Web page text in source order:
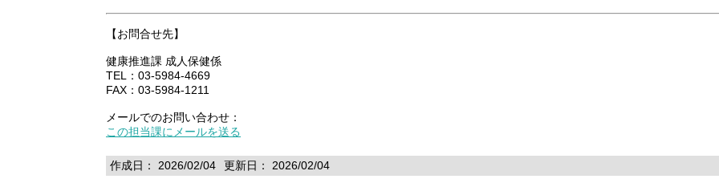
【お問合せ先】
健康推進課 成人保健係
TEL：03-5984-4669
FAX：03-5984-1211
メールでのお問い合わせ：
この担当課にメールを送る
作成日： 2026/02/04 更新日： 2026/02/04